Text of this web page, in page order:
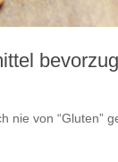
nie von “Gluten”